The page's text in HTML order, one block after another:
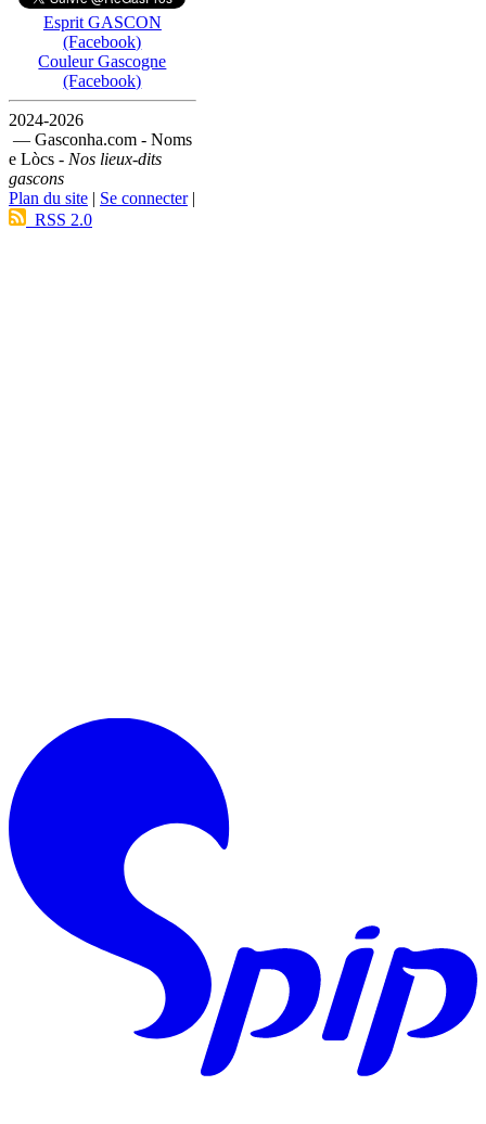
Esprit GASCON
(Facebook)
Couleur Gascogne
(Facebook)
2024-2026
— Gasconha.com - Noms
e Lòcs - Nos lieux-dits
gascons
Plan du site | Se connecter|
RSS 2.0